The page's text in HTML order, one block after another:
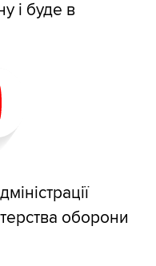
і буде в
оборони